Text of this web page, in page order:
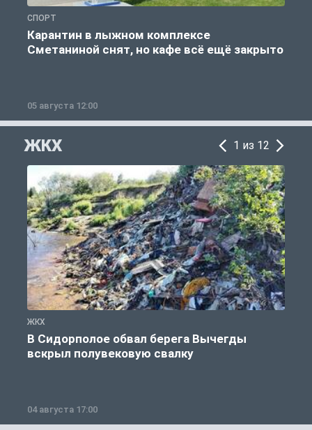
СПОРТ
Карантин в лыжном комплексе
Сметаниной снят, но кафе всё ещё закрыто
05 августа 12:00
ЖКХ 1 из 12
ЖКХ
В Сидорполое обвал берега Вычегды
вскрыл полувековую свалку
04 августа 17:00